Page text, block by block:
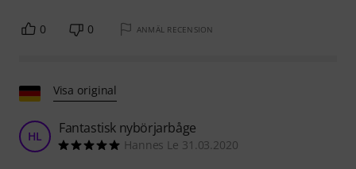
0 0 ANMÄL RECENSION
Visa original
HL Fantastisk nybörjarbåge
Hannes Le 31.03.2020